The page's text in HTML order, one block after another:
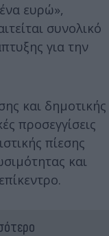
ευρώ»,
συνολικό
για την
και δημοτικής
προσεγγίσεις
πίεσης
και